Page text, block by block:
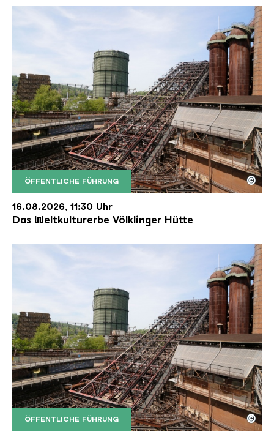
ÖFFENTLICHE FÜHRUNG
Der Erzschrägaufzug der Völklinger Hütte mit
Copyright: Weltkulturerbe Völklinger Hütte | Karl
©
16.08.2026, 11:30 Uhr
Das Weltkulturerbe Völklinger Hütte
ÖFFENTLICHE FÜHRUNG
Der Erzschrägaufzug der Völklinger Hütte mit
Copyright: Weltkulturerbe Völklinger Hütte | Karl
©